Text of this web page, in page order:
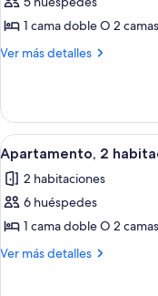
fotos
de
Apartamento,
1 cama doble O 2
Ver más detalles
Más
2
habitaciones
Abrir
todas
las
fotos
de
Apartamento,
14
Apartamento, 2
2 habitaciones
6 huéspedes
1 cama doble O 2
Ver más detalles
Más